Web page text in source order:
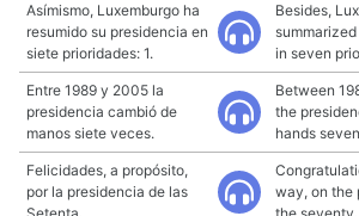
Asímismo, Luxemburgo ha
resumido su presidencia en
siete prioridades: 1.
Besides,
in seven
Entre 1989 y 2005 la
presidencia cambió de
manos siete veces.
Between
the
hands
Felicidades, a propósito,
por la presidencia de las
way, on the